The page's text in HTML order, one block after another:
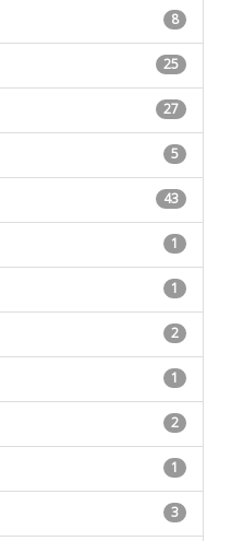
8
25
27
5
43
1
1
2
1
2
1
3